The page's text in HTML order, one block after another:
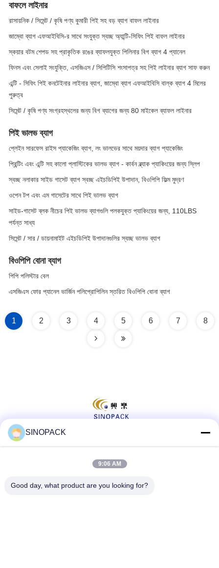
বাফলে লাইনার
রাসায়নিক / সিমেন্ট / কৃষি পণ্য কুমারী পিই সহ বড় ব্যাগ বাফল লাইনার
জাম্বো ব্যাগ এফআইবিসি-র সাথে সংযুক্ত স্বচ্ছ অ্যান্টি-সিফিং পিই বাফল লাইনার
স্কয়ার বটম শেপড সহ প্রাকৃতিক রঙের ব্যাফলযুক্ত পিলিনার বিগ ব্যাগ 4 প্যানেল
ফিনস এবং সেলাই সংযুক্তি, এসজিএস / সিপিটিসি শংসাপত্র সহ পিই লাইনার ব্যাগ সাফ করুন
এন্টি - সিফিং পিই কনটেইনার লাইনার ব্যাগ, জাম্বো ব্যাগ এফআইবিসি বাল্ক ব্যাগ 4 মিলের
পুরুত্ব
সিমেন্ট / কৃষি পণ্য সংগ্রহস্থলের জন্য বিগ ব্যাগের জন্য 80 মাইকেল ব্যাফল লাইনার
পিই ভালভ ব্যাগ
প্লেইন সারফেস রাইস প্যাকেজিং ব্যাগ, লং ভালভের সাথে ময়দার ব্যাগ প্যাকেজিং
প্রিন্টিং এবং এন্টি সহ কালো প্লাস্টিকের ভালভ ব্যাগ - কার্বন ব্ল্যাক প্যাকিংয়ের জন্য স্লিপ
স্বচ্ছ নলাকার সাইড গাসেট ব্যাগ স্বচ্ছ এইচডিপিই উপাদান, বিওপিপি ফিল্ম মুদ্রণ
ওপেন টপ এবং এম গাসেটের সাথে পিই ভালভ ব্যাগ
সাইড-গাসেট ব্লক নীচের পিই ভালভ ব্যাগগুলি পলকযুক্ত প্যাকিংয়ের জন্য, 110LBS
পর্যন্ত সাধ্য
সিমেন্ট / সার / ডায়নামাইট এইচডিপিই উপাদানগুলির স্বচ্ছ ভালভ ব্যাগ
বিওপিপি বোনা ব্যাগ
পিপি পলিস্টার বেল
এসজিএস ফোর প্যানেল ভার্জিন পলিপ্রোপিলিন স্তরিত বিওপিপি বোনা ব্যাগ
1 2 3 4 5 6 7 8
SINOPACK
9:06 AM
Good day, what product are you looking for?